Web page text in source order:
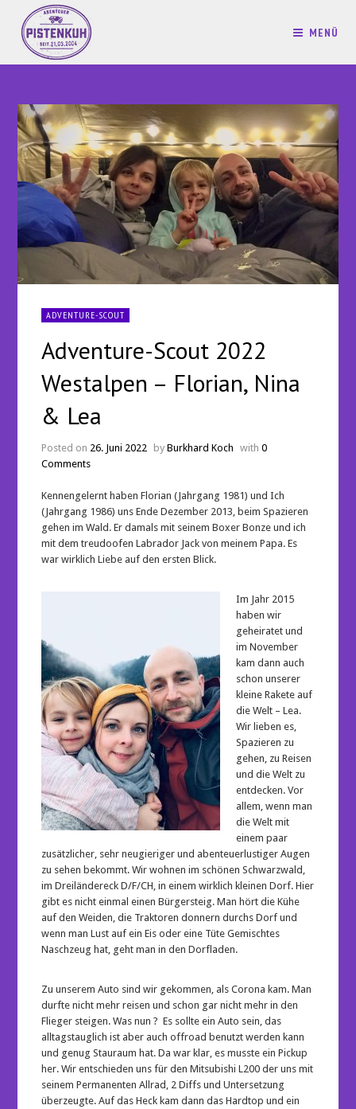
MENÜ
ADVENTURE-SCOUT
Adventure-Scout 2022
Westalpen – Florian, Nina
& Lea
Posted on 26. Juni 2022 byBurkhard Koch with0
Comments
Kennengelernt haben Florian (Jahrgang 1981) und Ich
(Jahrgang 1986) uns Ende Dezember 2013, beim Spazieren
gehen im Wald. Er damals mit seinem Boxer Bonze und ich
mit dem treudoofen Labrador Jack von meinem Papa. Es
war wirklich Liebe auf den ersten Blick.
Im Jahr 2015
haben wir
geheiratet und
im November
kam dann auch
schon unserer
kleine Rakete auf
die Welt – Lea.
Wir lieben es,
Spazieren zu
gehen, zu Reisen
und die Welt zu
entdecken. Vor
allem, wenn man
die Welt mit
einem paar
zusätzlicher, sehr neugieriger und abenteuerlustiger Augen
zu sehen bekommt. Wir wohnen im schönen Schwarzwald,
im Dreiländereck D/F/CH, in einem wirklich kleinen Dorf. Hier
gibt es nicht einmal einen Bürgersteig. Man hört die Kühe
auf den Weiden, die Traktoren donnern durchs Dorf und
wenn man Lust auf ein Eis oder eine Tüte Gemischtes
Naschzeug hat, geht man in den Dorfladen.
Zu unserem Auto sind wir gekommen, als Corona kam. Man
durfte nicht mehr reisen und schon gar nicht mehr in den
Flieger steigen. Was nun ? Es sollte ein Auto sein, das
alltagstauglich ist aber auch offroad benutzt werden kann
und genug Stauraum hat. Da war klar, es musste ein Pickup
her. Wir entschieden uns für den Mitsubishi L200 der uns mit
seinem Permanenten Allrad, 2 Diffs und Untersetzung
überzeugte. Auf das Heck kam dann das Hardtop und ein